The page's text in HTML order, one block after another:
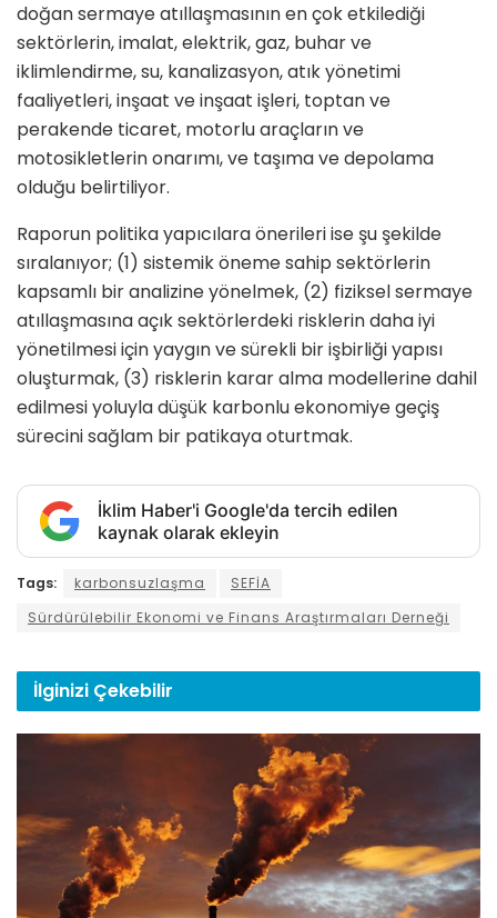
doğan sermaye atıllaşmasının en çok etkilediği
sektörlerin, imalat, elektrik, gaz, buhar ve
iklimlendirme, su, kanalizasyon, atık yönetimi
faaliyetleri, inşaat ve inşaat işleri, toptan ve
perakende ticaret, motorlu araçların ve
motosikletlerin onarımı, ve taşıma ve depolama
olduğu belirtiliyor.
Raporun politika yapıcılara önerileri ise şu şekilde
sıralanıyor; (1) sistemik öneme sahip sektörlerin
kapsamlı bir analizine yönelmek, (2) fiziksel sermaye
atıllaşmasına açık sektörlerdeki risklerin daha iyi
yönetilmesi için yaygın ve sürekli bir işbirliği yapısı
oluşturmak, (3) risklerin karar alma modellerine dahil
edilmesi yoluyla düşük karbonlu ekonomiye geçiş
sürecini sağlam bir patikaya oturtmak.
İklim Haber'i Google'da tercih edilen
kaynak olarak ekleyin
Tags: karbonsuzlaşma
SEFİA
Sürdürülebilir Ekonomi ve Finans Araştırmaları Derneği
İlginizi Çekebilir